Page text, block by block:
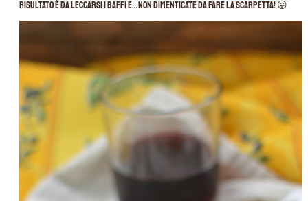
risultato è da leccarsi i baffi e…non dimenticate da fare la scarpetta! 😛